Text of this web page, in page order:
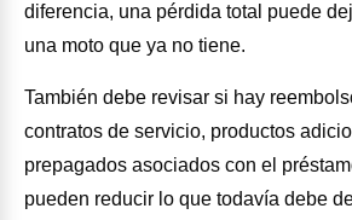
diferencia, una pérdida total puede
una moto que ya no tiene.
También debe revisar si hay
contratos de servicio, productos
prepagados asociados con el
pueden reducir lo que todavía debe